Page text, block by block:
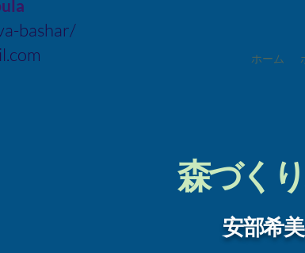
bashar/
ホーム
森づく
安部希